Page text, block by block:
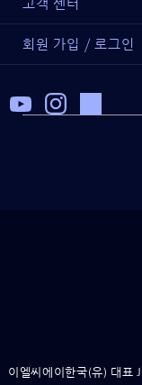
피부
-4시간 만에 +16% 강
자연스러운 피부 톤
-즉각적으로 34% 광
-7일만에 +10% 광채
*30명의 아시안 여
¹30명의 아시안 여
시간/8시간 인체적
² 26명을 대상으로
³ 16명의 아시안 여
⁴ 30명의 아시안 여
라이글리세라이드,글
아랄코늄헥토라이트
트라이에톡시카프릴
피/헥사데센코폴리
료,비에이치티,소듐
탄올,청색1호 레이
성분은 동일 제품이
정보는 제품 포장의
성분 목록은 변경
포함된 성분 목록을
회원 가입 / 로그인
이엘씨에이한국(유) 대표